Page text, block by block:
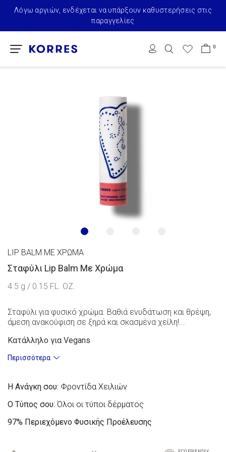
Λόγω αργιών, ενδέχεται να υπάρξουν καθυστερήσεις στις
παραγγελίες
0
LIP BALM ΜΕ ΧΡΏΜΑ
Σταφύλι Lip Balm Με Χρώμα
4.5 g / 0.15 FL. OZ.
Σταφύλι για φυσικό χρώμα. Βαθιά ενυδάτωση και θρέψη,
άμεση ανακούφιση σε ξηρά και σκασμένα χείλη!...
Κατάλληλο για Vegans
Περισσότερα
Η Ανάγκη σου: Φροντίδα Χειλιών
Ο Τύπος σου: Όλοι οι τύποι δέρματος
97% Περιεχόμενο Φυσικής Προέλευσης